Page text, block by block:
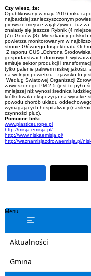
Czy wiesz, że:
Opublikowany w maju 2016 roku
najbardziej zanieczyszczonym
pierwsze miejsce zajął Żywiec, tuż
znalazły się jeszcze Rybnik (4
(7) i Godów (8). Mieszkańcy
powietrza monitorowanym w
stronie Głównego Inspektoratu
Z raportu GUS „Ochrona
gospodarstwach domowych
emituje sektor produkcji i
tylko palenie paliwem niskiej
na wolnym powietrzu - zjawisko to
Według Światowej Organizacji
zawieszonego PM 2,5 (jest to pył o
mniejszej niż wynosi średnica
krótkotrwała ekspozycja na wysokie
powodu chorób układu
wymagających hospitalizacji
czynności płuc).
Pomocne linki:
www.plasticeurope.pl
http://misja-emisja.pl/
http://www.niskaemisja.pl/
http://waznamisjazdrowaemisja.pl/
Menu
Aktualności
Gmina